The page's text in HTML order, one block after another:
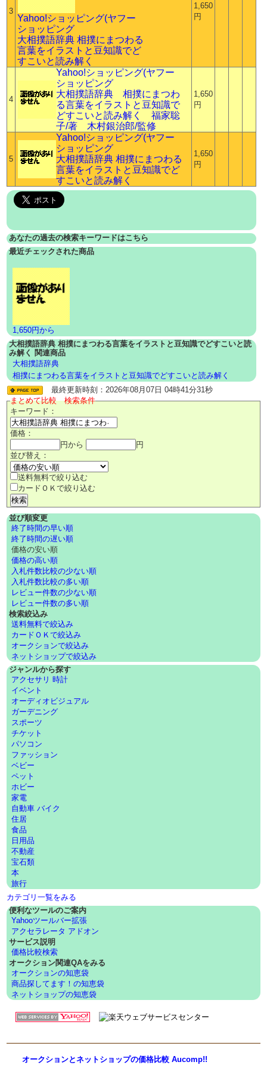
3
Yahoo!ショッピング(ヤフー
ショッピング
大相撲語辞典 相撲にまつわる
言葉をイラストと豆知識でど
すこいと読み解く
1,650
円
4
Yahoo!ショッピング(ヤフー
ショッピング
大相撲語辞典 相撲にまつわ
る言葉をイラストと豆知識で
どすこいと読み解く 福家聡
子/著 木村銀治郎/監修
1,650
円
5
Yahoo!ショッピング(ヤフー
ショッピング
大相撲語辞典 相撲にまつわる
言葉をイラストと豆知識でど
すこいと読み解く
1,650
円
あなたの過去の検索キーワードはこちら
最近チェックされた商品
1,650円から
大相撲語辞典 相撲にまつわる言葉をイラストと豆知識でどすこいと読
み解く 関連商品
大相撲語辞典
相撲にまつわる言葉をイラストと豆知識でどすこいと読み解く
最終更新時刻：2026年08月07日 04時41分31秒
まとめて比較 検索条件
キーワード：
価格：
円から
円
並び替え：
送料無料で絞り込む
カードＯＫで絞り込む
並び順変更
終了時間の早い順
終了時間の遅い順
価格の安い順
価格の高い順
入札件数比較の少ない順
入札件数比較の多い順
レビュー件数の少ない順
レビュー件数の多い順
検索絞込み
送料無料で絞込み
カードＯＫで絞込み
オークションで絞込み
ネットショップで絞込み
ジャンルから探す
アクセサリ 時計
イベント
オーディオビジュアル
ガーデニング
スポーツ
チケット
パソコン
ファッション
ベビー
ペット
ホビー
家電
自動車 バイク
住居
食品
日用品
不動産
宝石類
本
旅行
カテゴリ一覧をみる
便利なツールのご案内
Yahooツールバー拡張
アクセラレータ アドオン
サービス説明
価格比較検索
オークション関連QAをみる
オークションの知恵袋
商品探してます！の知恵袋
ネットショップの知恵袋
オークションとネットショップの価格比較 Aucomp!!